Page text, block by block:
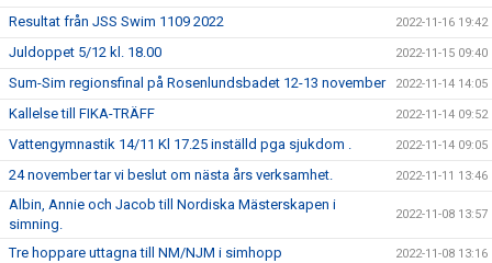
Resultat från JSS Swim 1109 2022 2022-11-16 19:42
Juldoppet 5/12 kl. 18.00 2022-11-15 09:40
Sum-Sim regionsfinal på Rosenlundsbadet 12-13 november 2022-11-14 14:05
Kallelse till FIKA-TRÄFF 2022-11-14 09:52
Vattengymnastik 14/11 Kl 17.25 inställd pga sjukdom . 2022-11-14 09:05
24 november tar vi beslut om nästa års verksamhet. 2022-11-11 13:46
Albin, Annie och Jacob till Nordiska Mästerskapen i
simning.
2022-11-08 13:57
Tre hoppare uttagna till NM/NJM i simhopp 2022-11-08 13:16